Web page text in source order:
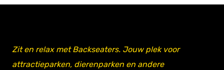
Zit en relax met Backseaters. Jouw plek voor
attractieparken, dierenparken en andere